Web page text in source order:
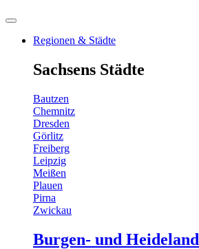
Regionen & Städte
Sachsens Städte
Bautzen
Chemnitz
Dresden
Görlitz
Freiberg
Leipzig
Meißen
Plauen
Pirna
Zwickau
Burgen- und Heideland